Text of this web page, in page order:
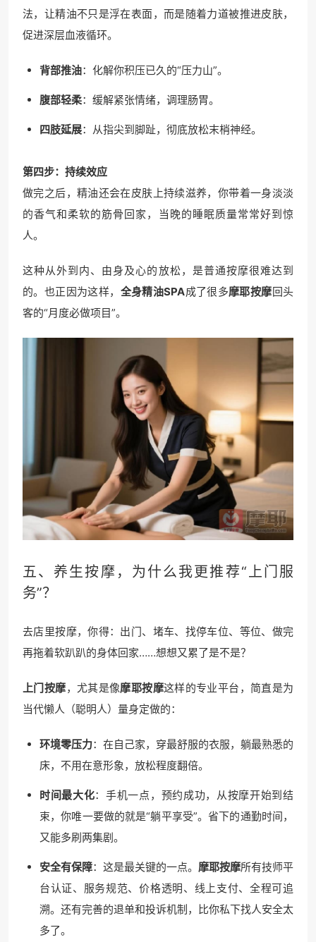
法，让精油不只是浮在表面，而是随着力道被推进皮肤，
促进深层血液循环。
背部推油：化解你积压已久的“压力山”。
腹部轻柔：缓解紧张情绪，调理肠胃。
四肢延展：从指尖到脚趾，彻底放松末梢神经。
第四步：持续效应
做完之后，精油还会在皮肤上持续滋养，你带着一身淡淡
的香气和柔软的筋骨回家，当晚的睡眠质量常常好到惊
人。
这种从外到内、由身及心的放松，是普通按摩很难达到
的。也正因为这样， 全身精油SPA成了很多摩耶按摩回头
客的“月度必做项目”。
五、养生按摩，为什么我更推荐“上门服
务”？
去店里按摩，你得：出门、堵车、找停车位、等位、做完
再拖着软趴趴的身体回家……想想又累了是不是？
上门按摩，尤其是像摩耶按摩这样的专业平台，简直是为
当代懒人（聪明人）量身定做的：
环境零压力：在自己家，穿最舒服的衣服，躺最熟悉的
床，不用在意形象，放松程度翻倍。
时间最大化：手机一点，预约成功，从按摩开始到结
束，你唯一要做的就是“躺平享受”。省下的通勤时间，
又能多刷两集剧。
安全有保障：这是最关键的一点。 摩耶按摩所有技师平
台认证、服务规范、价格透明、线上支付、全程可追
溯。还有完善的退单和投诉机制，比你私下找人安全太
多了。